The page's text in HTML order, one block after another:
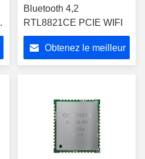
Bluetooth 4,2
RTL8821CE PCIE WIFI
Obtenez le meilleur